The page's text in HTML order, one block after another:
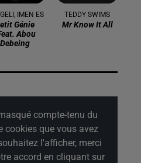
IMEN ES
Génie
Abou
Debeing
TEDDY SWIMS
Mr Know It All
compte-tenu du
cookies que vous avez
l'afficher, merci
accord en cliquant sur